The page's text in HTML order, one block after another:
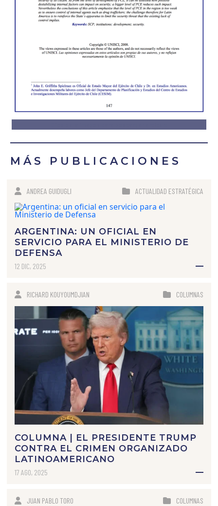
MÁS PUBLICACIONES
ANDREA GUIDUGLI ACTUALIDAD ESTRATÉGICA
ARGENTINA: UN OFICIAL EN
SERVICIO PARA EL MINISTERIO DE
DEFENSA
12 DIC, 2025
RICHARD KOUYOUMDJIAN COLUMNAS
COLUMNA | EL PRESIDENTE TRUMP
CONTRA EL CRIMEN ORGANIZADO
LATINOAMERICANO
17 AGO, 2025
JUAN PABLO TORO COLUMNAS